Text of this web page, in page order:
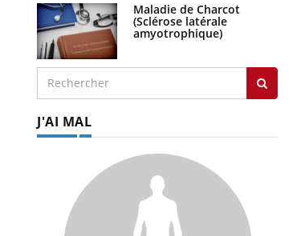
Maladie de Charcot
(Sclérose latérale
amyotrophique)
J'AI MAL